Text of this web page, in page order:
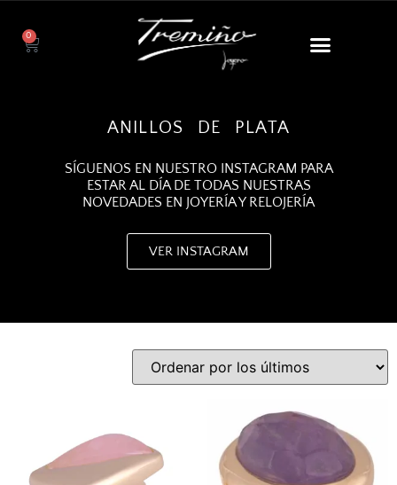
0
ANILLOS DE PLATA
SÍGUENOS EN NUESTRO INSTAGRAM PARA
ESTAR AL DÍA DE TODAS NUESTRAS
NOVEDADES EN JOYERÍA Y RELOJERÍA
VER INSTAGRAM